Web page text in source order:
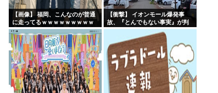
【画像】 福岡、こんなのが普通
に走ってるｗｗｗｗｗｗｗｗｗ
ｗｗｗｗｗｗｗ
【衝撃】 イオンモール爆発事
故、『とんでもない事実』が判
明してしまう・・・・・・